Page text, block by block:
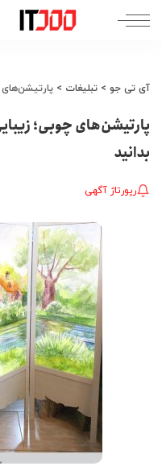
آی تی جو > تبلیغات > پارتیشن‌های
پارتیشن‌های چوبی؛
بدانید
رپورتاژ آگهی